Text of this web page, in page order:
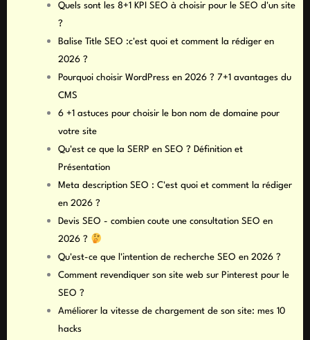
Quels sont les 8+1 KPI SEO à choisir pour le SEO d'un site
?
Balise Title SEO :c'est quoi et comment la rédiger en
2026 ?
Pourquoi choisir WordPress en 2026 ? 7+1 avantages du
CMS
6 +1 astuces pour choisir le bon nom de domaine pour
votre site
Qu'est ce que la SERP en SEO ? Définition et
Présentation
Meta description SEO : C'est quoi et comment la rédiger
en 2026 ?
Devis SEO - combien coute une consultation SEO en
2026 ?
Qu'est-ce que l'intention de recherche SEO en 2026 ?
Comment revendiquer son site web sur Pinterest pour le
SEO ?
Améliorer la vitesse de chargement de son site: mes 10
hacks